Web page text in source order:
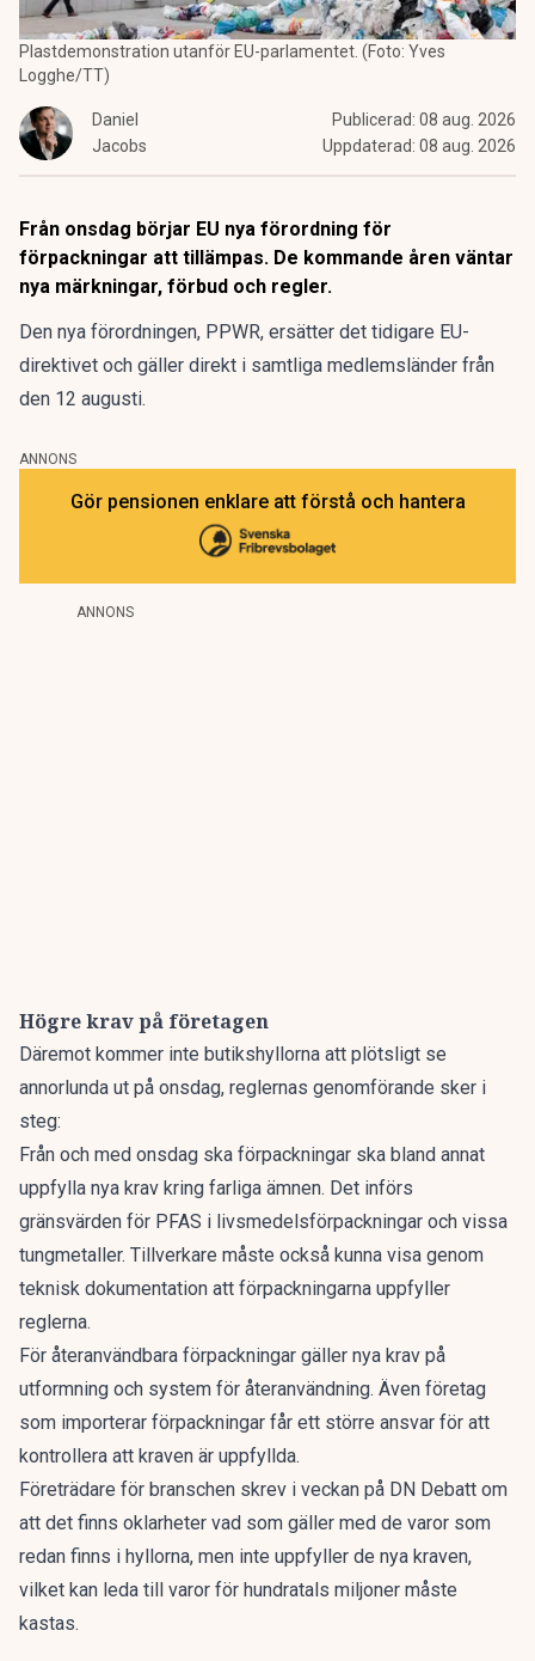
Plastdemonstration utanför EU-parlamentet. (Foto: Yves
Logghe/TT)
Daniel
Jacobs
Publicerad: 08 aug. 2026
Uppdaterad: 08 aug. 2026
Från onsdag börjar EU nya förordning för
förpackningar att tillämpas. De kommande åren väntar
nya märkningar, förbud och regler.
Den nya förordningen, PPWR, ersätter det tidigare EU-
direktivet och gäller direkt i samtliga medlemsländer från
den 12 augusti.
ANNONS
Gör pensionen enklare att förstå och hantera
ANNONS
Högre krav på företagen
Däremot kommer inte butikshyllorna att plötsligt se
annorlunda ut på onsdag, reglernas genomförande sker i
steg:
Från och med onsdag ska förpackningar ska bland annat
uppfylla nya krav kring farliga ämnen. Det införs
gränsvärden för PFAS i livsmedelsförpackningar och vissa
tungmetaller. Tillverkare måste också kunna visa genom
teknisk dokumentation att förpackningarna uppfyller
reglerna.
För återanvändbara förpackningar gäller nya krav på
utformning och system för återanvändning. Även företag
som importerar förpackningar får ett större ansvar för att
kontrollera att kraven är uppfyllda.
Företrädare för branschen skrev i veckan på DN Debatt om
att det finns oklarheter vad som gäller med de varor som
redan finns i hyllorna, men inte uppfyller de nya kraven,
vilket kan leda till varor för hundratals miljoner måste
kastas.